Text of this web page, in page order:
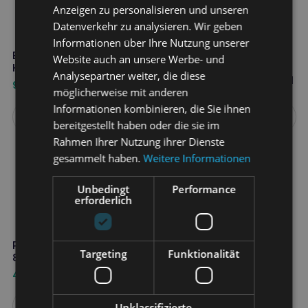
EUROWET Alu-derm 210ml
Hautpflegepräparat
9,40
AMIWET
für Hunde und Katzen 150ml
PROTEXIN DermalEase
8x2ml
44,60
Anzeigen zu personalisieren und unseren
Datenverkehr zu analysieren. Wir geben
Informationen über Ihre Nutzung unserer
Website auch an unsere Werbe- und
Analysepartner weiter, die diese
möglicherweise mit anderen
Informationen kombinieren, die Sie ihnen
bereitgestellt haben oder die sie im
Rahmen Ihrer Nutzung ihrer Dienste
gesammelt haben.Weitere Informationen
Unbedingt
erforderlich
Performance
Targeting Funktionalität